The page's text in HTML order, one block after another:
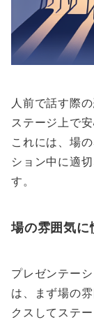
人前で話す際
ステージ上で
これには、場
ション中に適
す。
場の雰囲気に
プレゼンテー
は、まず場の
クスしてステ